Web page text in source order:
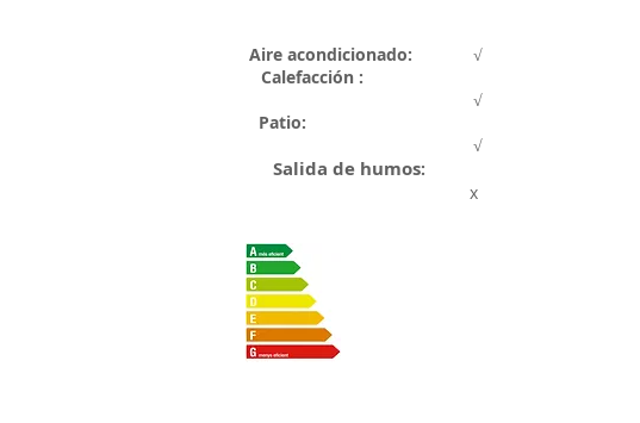
Aire acondicionado:
√
Calefacción :
√
Patio:
√
Salida de humos:
x